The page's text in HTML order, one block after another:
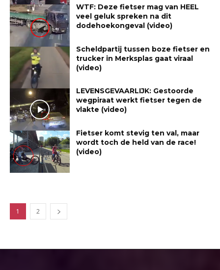
WTF: Deze fietser mag van HEEL
veel geluk spreken na dit
dodehoekongeval (video)
Scheldpartij tussen boze fietser en
trucker in Merksplas gaat viraal
(video)
LEVENSGEVAARLIJK: Gestoorde
wegpiraat werkt fietser tegen de
vlakte (video)
Fietser komt stevig ten val, maar
wordt toch de held van de race!
(video)
1 2